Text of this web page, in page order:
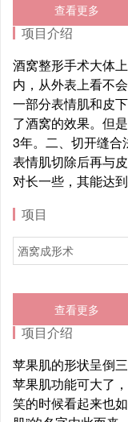
查看更多
项目介绍
酒窝整形手术大体
内，从外表上看不
一部分表情肌和皮
了酒窝的效果。但
3年。二、切开缝合
表情肌切除后再与
对长一些，其能达到
项目
酒窝成形术
查看更多
项目介绍
苹果肌的形状呈倒
苹果肌功能可大了
笑的时候看起来也